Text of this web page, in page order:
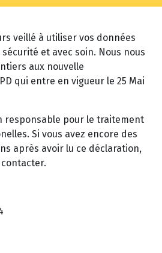
veillé à utiliser vos données
et avec soin. Nous nous
aux nouvelle
qui entre en vigueur le 25 Mai
responsable pour le traitement
Si vous avez encore des
après avoir lu ce déclaration,
contacter.